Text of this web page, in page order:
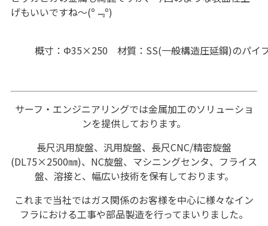
げもいいですね～(º﹃º)
概寸：Φ35×250 材質：SS(一般構造圧延鋼)のパイ
サーフ・エンジニアリングでは金属加工のソリューショ
ンを提供しております。
長尺汎用旋盤、汎用旋盤、長尺CNC/精密旋盤
(DL75×2500㎜)、NC旋盤、マシニングセンタ、フライス
盤、溶接と、幅広い技術を保有しております。
これまで当社ではガス関係のお客様を中心に様々なイン
フラにおける工事や部品製造を行ってまいりました。